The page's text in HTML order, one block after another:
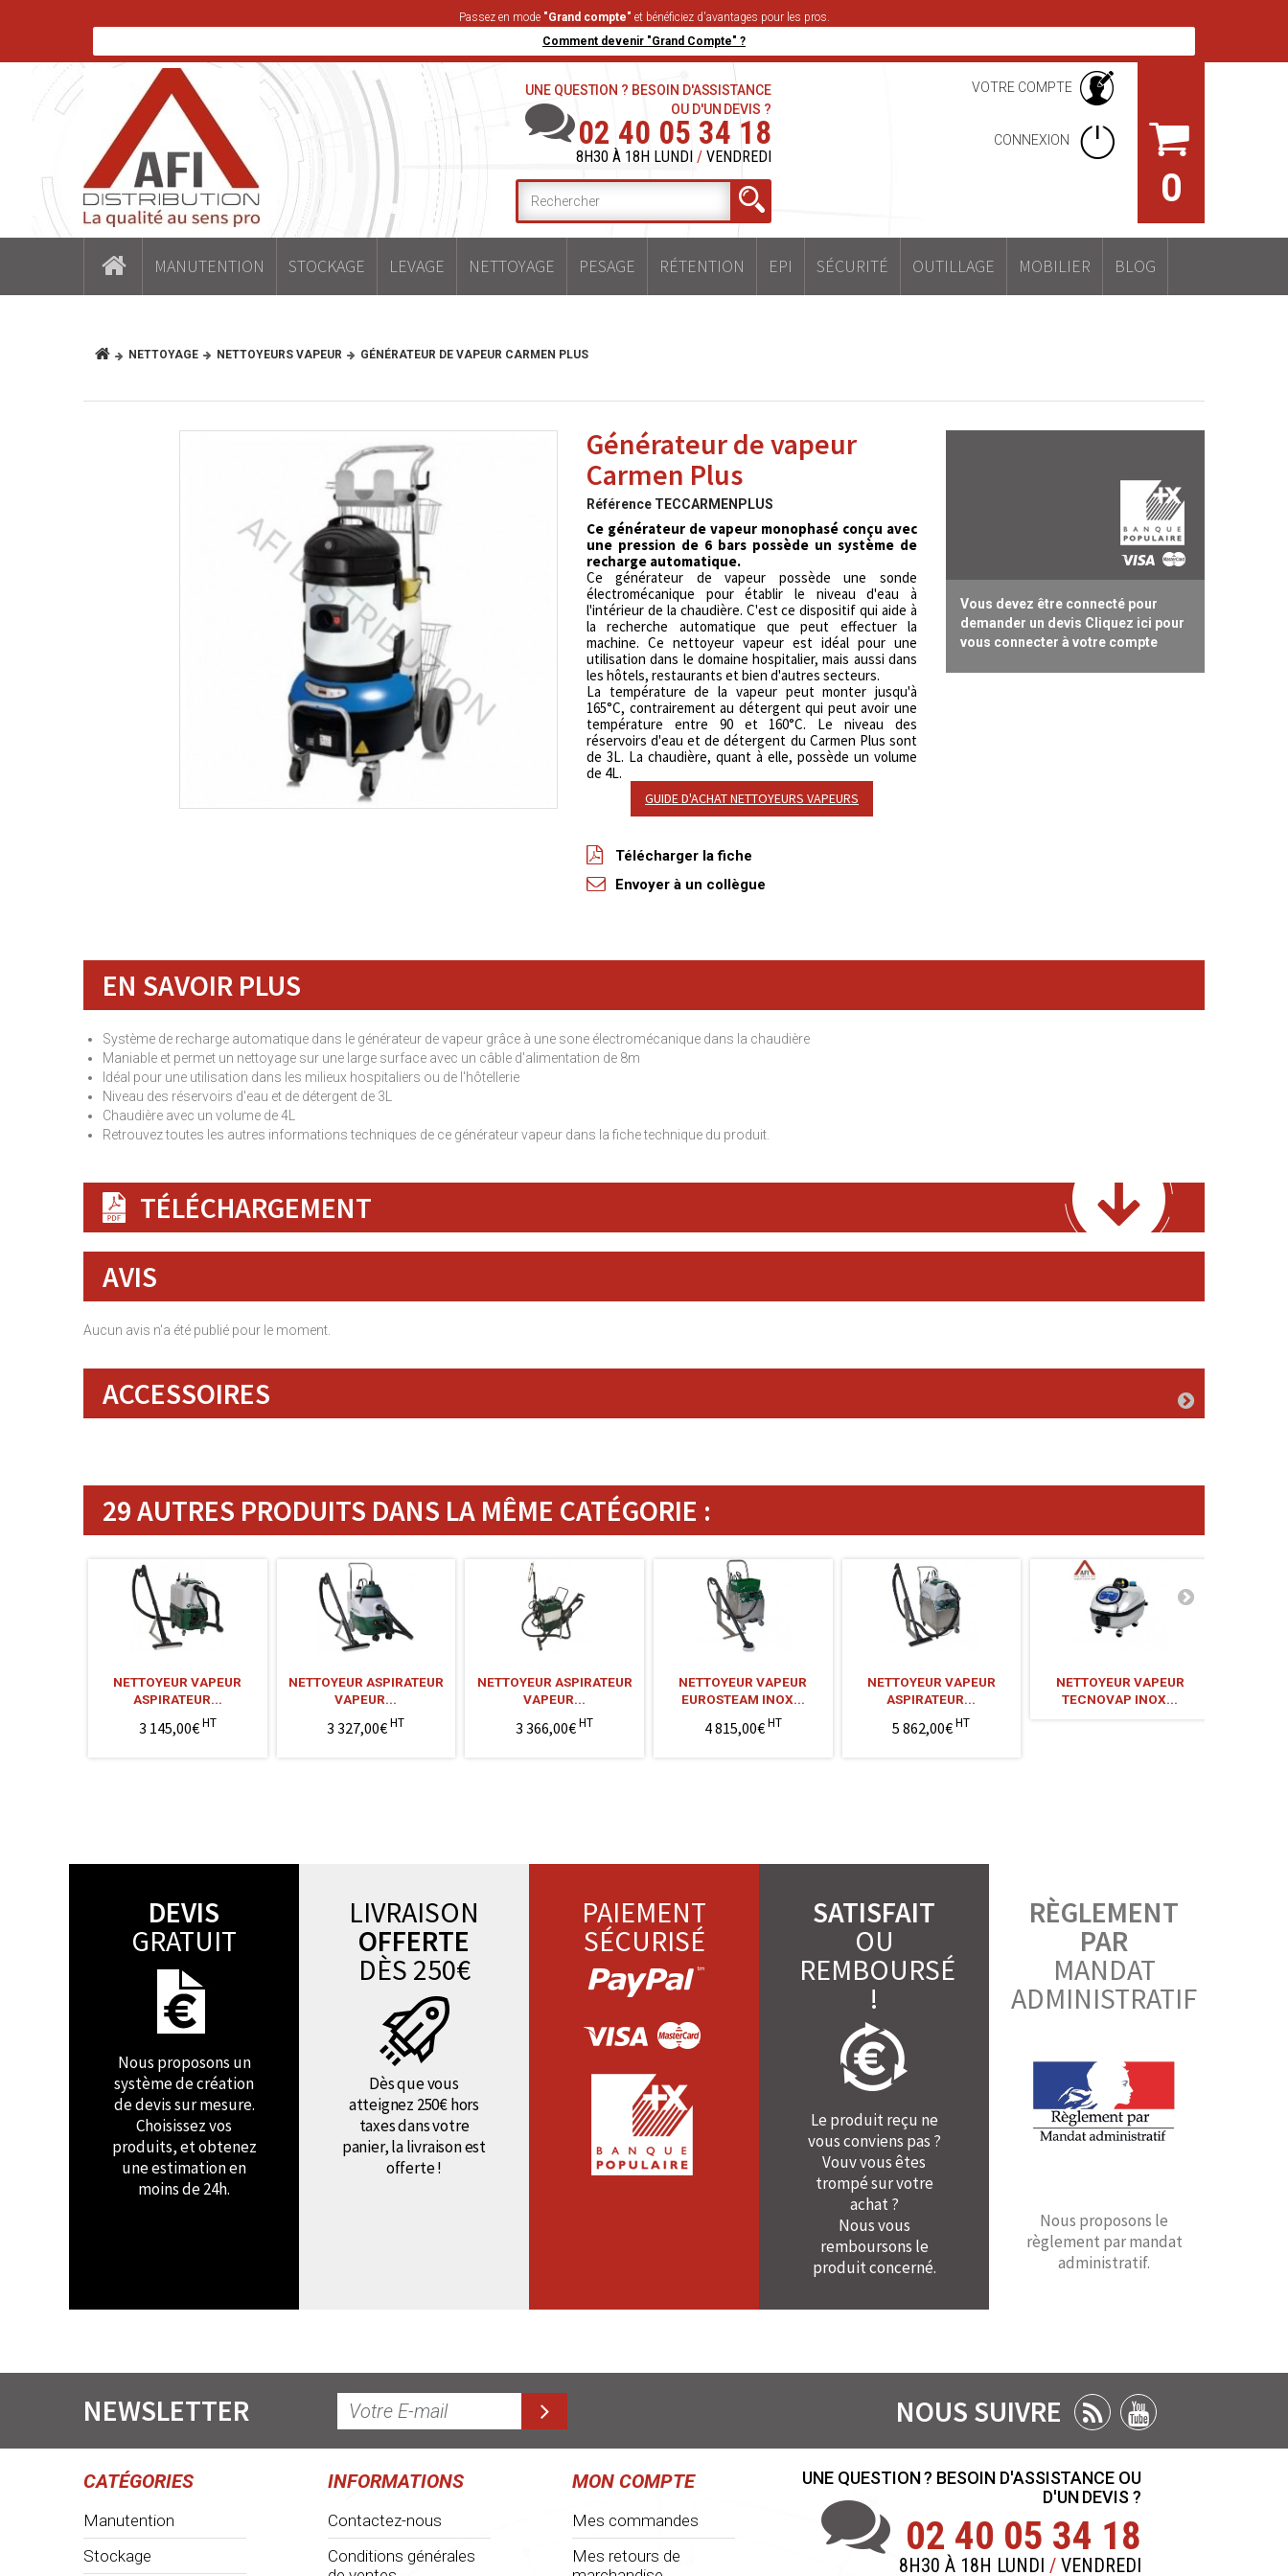
Passez en mode "Grand compte" et bénéficiez d'avantages pour les pros.
Comment devenir "Grand Compte" ?
0
VOTRE COMPTE
CONNEXION
UNE QUESTION ? BESOIN D'ASSISTANCE
OU D'UN DEVIS ?
02 40 05 34 18
8H30 À 18H LUNDI / VENDREDI
MANUTENTION STOCKAGE LEVAGE NETTOYAGE PESAGE RÉTENTION EPI SÉCURITÉ OUTILLAGE MOBILIER BLOG
NETTOYAGE NETTOYEURS VAPEUR GÉNÉRATEUR DE VAPEUR CARMEN PLUS
Générateur de vapeur
Carmen Plus
Référence TECCARMENPLUS
Ce générateur de vapeur monophasé conçu avec
une pression de 6 bars possède un système de
recharge automatique.
Ce générateur de vapeur possède une sonde
électromécanique pour établir le niveau d'eau à
l'intérieur de la chaudière. C'est ce dispositif qui aide à
la recherche automatique que peut effectuer la
machine. Ce nettoyeur vapeur est idéal pour une
utilisation dans le domaine hospitalier, mais aussi dans
les hôtels, restaurants et bien d'autres secteurs.
La température de la vapeur peut monter jusqu'à
165°C, contrairement au détergent qui peut avoir une
température entre 90 et 160°C. Le niveau des
réservoirs d'eau et de détergent du Carmen Plus sont
de 3L. La chaudière, quant à elle, possède un volume
de 4L.
GUIDE D'ACHAT NETTOYEURS VAPEURS
Télécharger la fiche
Envoyer à un collègue
Vous devez être connecté pour
demander un devis Cliquez ici pour
vous connecter à votre compte
EN SAVOIR PLUS
Système de recharge automatique dans le générateur de vapeur grâce à une sone électromécanique dans la chaudière
Maniable et permet un nettoyage sur une large surface avec un câble d'alimentation de 8m
Idéal pour une utilisation dans les milieux hospitaliers ou de l'hôtellerie
Niveau des réservoirs d'eau et de détergent de 3L
Chaudière avec un volume de 4L
Retrouvez toutes les autres informations techniques de ce générateur vapeur dans la fiche technique du produit.
TÉLÉCHARGEMENT
AVIS
Aucun avis n'a été publié pour le moment.
ACCESSOIRES
29 AUTRES PRODUITS DANS LA MÊME CATÉGORIE :
NETTOYEUR VAPEUR
ASPIRATEUR...
3 145,00€HT
NETTOYEUR ASPIRATEUR
VAPEUR...
3 327,00€ HT
NETTOYEUR ASPIRATEUR
VAPEUR...
3 366,00€HT
NETTOYEUR VAPEUR
EUROSTEAM INOX...
4 815,00€HT
NETTOYEUR VAPEUR
ASPIRATEUR...
5 862,00€ HT
NETTOYEUR VAPEUR
TECNOVAP INOX...
DEVIS
GRATUIT
Nous proposons un
système de création
de devis sur mesure.
Choisissez vos
produits, et obtenez
une estimation en
moins de 24h.
LIVRAISON
OFFERTE
DÈS 250€
Dès que vous
atteignez 250€ hors
taxes dans votre
panier, la livraison est
offerte !
PAIEMENT
SÉCURISÉ
SATISFAIT
OU
REMBOURSÉ
!
Le produit reçu ne
vous conviens pas ?
Vouv vous êtes
trompé sur votre
achat ?
Nous vous
remboursons le
produit concerné.
RÈGLEMENT
PAR
MANDAT
ADMINISTRATIF
Nous proposons le
règlement par mandat
administratif.
NEWSLETTER NOUS SUIVRE
CATÉGORIES
Manutention
Stockage
INFORMATIONS
Contactez-nous
Conditions générales
MON COMPTE
Mes commandes
Mes retours de
UNE QUESTION ? BESOIN D'ASSISTANCE OU
D'UN DEVIS ?
02 40 05 34 18
8H30 À 18H LUNDI / VENDREDI